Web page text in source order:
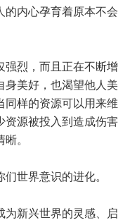
内心孕育着原本不会
强烈，而且正在不断增
身美好，也渴望他人美
同样的资源可以用来维
资源被投入到造成伤害
。
世界意识的进化。
为新兴世界的灵感、启